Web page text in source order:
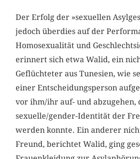
Der Erfolg der »sexuellen
jedoch überdies auf der
Homosexualität und
erinnert sich etwa Walid, ein
Geflüchteter aus Tunesien, wie
einer Entscheidungsperson
vor ihm/ihr auf- und abzugehen,
sexuelle/gender-Identität der
werden konnte. Ein anderer
Freund, berichtet Walid, ging